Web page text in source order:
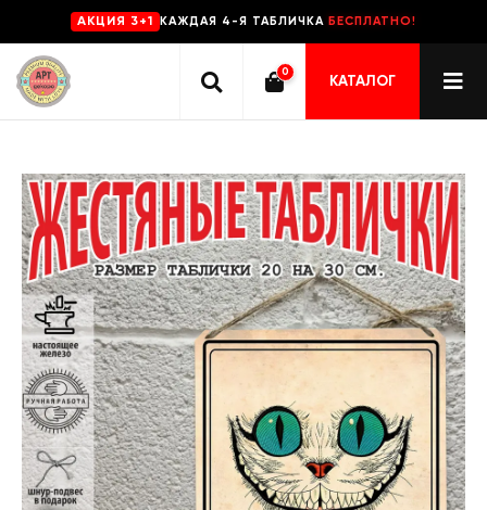
AKЦИЯ 3+1 КАЖДАЯ 4-Я ТАБЛИЧКА БЕСПЛАТНО!
0
КАТАЛОГ